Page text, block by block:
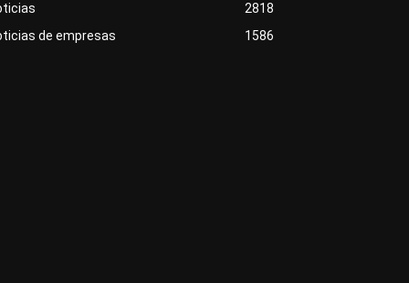
2818
de empresas
1586